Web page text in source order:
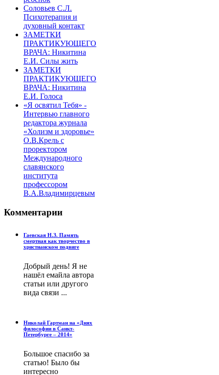
Соловьев С.Л.
Психотерапия и
духовный контакт
ЗАМЕТКИ
ПРАКТИКУЮЩЕГО
ВРАЧА: Никитина
Е.И. Силы жить
ЗАМЕТКИ
ПРАКТИКУЮЩЕГО
ВРАЧА: Никитина
Е.И. Голоса
«Я освятил Тебя» -
Интервью главного
редактора журнала
«Холизм и здоровье»
О.В.Крель с
проректором
Международного
славянского
института
профессором
В.А.Владимирцевым
Комментарии
Гаевская Н.З. Память
смертная как творчество в
христианском подвиге
Добрый день! Я не
нашёл емайла автора
статьи или другого
вида связи ...
Николай Гартман на «Днях
философии в Санкт-
Петербурге – 2014»
Большое спасибо за
статью! Было бы
интересно